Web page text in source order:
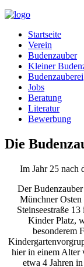
Startseite
Verein
Budenzauber
Kleiner
Budenzauberei
Jobs
Beratung
Literatur
Bewerbung
Die
Im Jahr 25 nach
Der
Münchner Osten
Steinseestraße
Kinder Platz,
besonderem
hier in einem Alter
etwa 4 Jahren